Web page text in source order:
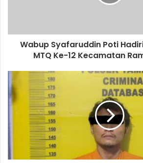
Wabup Syafaruddin Poti
MTQ Ke-12 Kecamatan